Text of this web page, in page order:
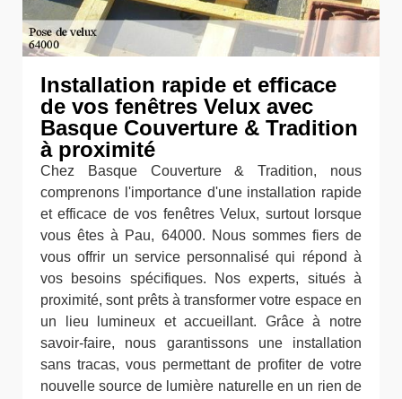
Installation rapide et efficace
de vos fenêtres Velux avec
Basque Couverture & Tradition
à proximité
Chez Basque Couverture & Tradition, nous
comprenons l'importance d'une installation rapide
et efficace de vos fenêtres Velux, surtout lorsque
vous êtes à Pau, 64000. Nous sommes fiers de
vous offrir un service personnalisé qui répond à
vos besoins spécifiques. Nos experts, situés à
proximité, sont prêts à transformer votre espace en
un lieu lumineux et accueillant. Grâce à notre
savoir-faire, nous garantissons une installation
sans tracas, vous permettant de profiter de votre
nouvelle source de lumière naturelle en un rien de